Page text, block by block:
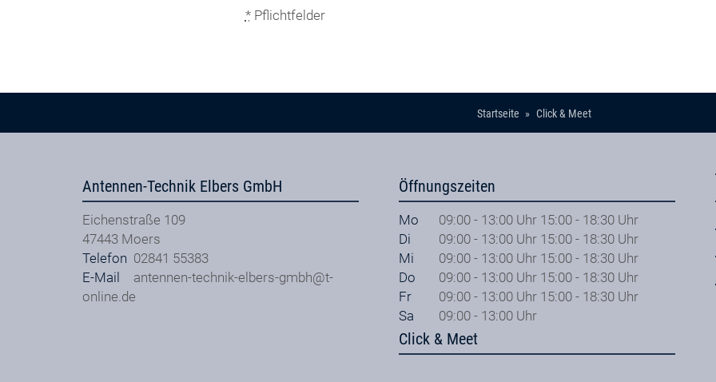
*Pflichtfelder
Startseite Click & Meet
Antennen-Technik Elbers GmbH
Eichenstraße 109
47443 Moers
Telefon 02841 55383
E-Mail
antennen-technik-elbers-gmbh@t-
online.de
Öffnungszeiten
Mo
09:00 - 13:00 Uhr 15:00 - 18:30 Uhr
Di
09:00 - 13:00 Uhr 15:00 - 18:30 Uhr
Mi
09:00 - 13:00 Uhr 15:00 - 18:30 Uhr
Do
09:00 - 13:00 Uhr 15:00 - 18:30 Uhr
Fr
09:00 - 13:00 Uhr 15:00 - 18:30 Uhr
Sa
09:00 - 13:00 Uhr
Click & Meet